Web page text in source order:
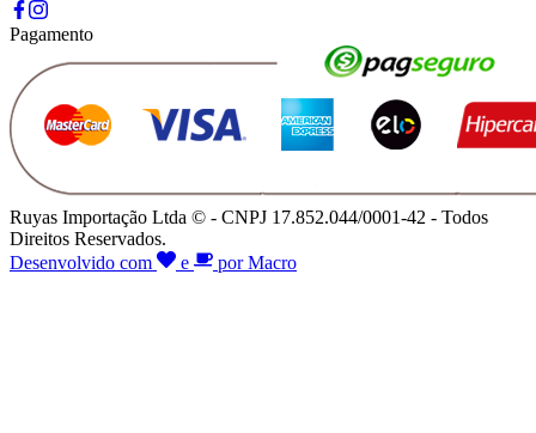
Pagamento
Ruyas Importação Ltda © - CNPJ 17.852.044/0001-42 - Todos
Direitos Reservados.
Desenvolvido com
e por Macro